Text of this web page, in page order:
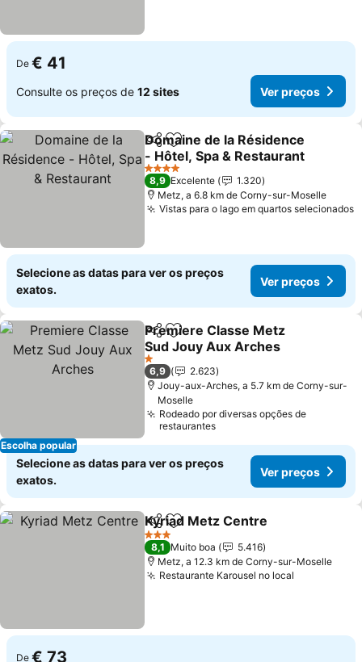
De € 41
Consulte os preços de 12 sites Ver preços
PartilharAdicionar aos favoritos
Domaine de la Résidence
- Hôtel, Spa & Restaurant
Ver preços
4 Estrelas
8,9 Excelente
1.320
Metz, a 6.8 km de Corny-sur-Moselle
Vistas para o lago em quartos selecionados
Selecione as datas para ver os preços
exatos.
Ver preços
Escolha popular
PartilharAdicionar aos favoritos
Premiere Classe Metz
Sud Jouy Aux Arches
Ver preços
1 Estrelas
6,9
2.623
Jouy-aux-Arches, a 5.7 km de Corny-sur-
Moselle
Rodeado por diversas opções de
restaurantes
Selecione as datas para ver os preços
exatos.
Ver preços
PartilharAdicionar aos favoritos
Kyriad Metz Centre
3 Estrelas
8,1 Muito boa
5.416
Metz, a 12.3 km de Corny-sur-Moselle
Restaurante Karousel no local
De € 73